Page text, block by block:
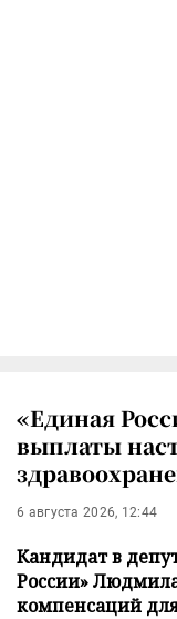
«Единая
выплаты
6 августа 2026, 12:44
Кандидат в
России»
компенсаций